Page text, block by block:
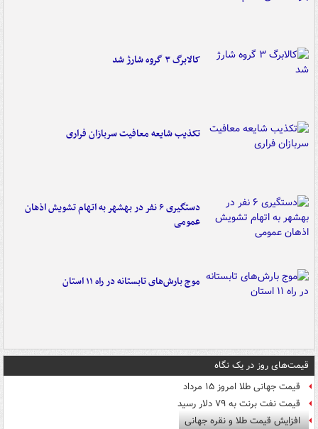
کالابرگ ۳ گروه شارژ شد
تکذیب شایعه معافیت سربازان فراری
دستگیری ۶ نفر در بهشهر به اتهام تشویش اذهان
عمومی
موج بارش‌های تابستانه در راه ۱۱ استان
قیمت‌های روز در یک نگاه
قیمت جهانی طلا امروز ۱۵ مرداد
قیمت نفت برنت به ۷۹ دلار رسید
افزایش قیمت طلا و نقره جهانی